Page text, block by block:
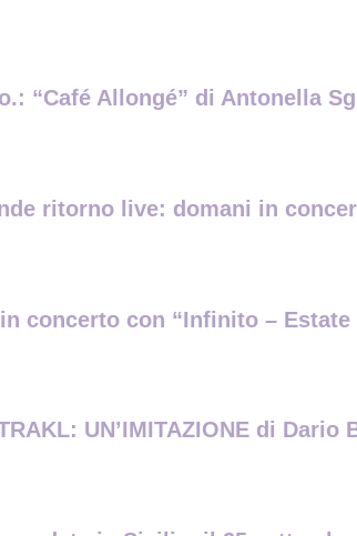
“Café Allongé” di Antonella
ritorno live: domani in
concerto con “Infinito – Estate
UN’IMITAZIONE di Dario